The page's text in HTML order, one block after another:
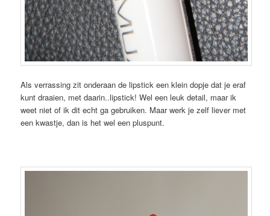
Als verrassing zit onderaan de lipstick een klein dopje dat je eraf
kunt draaien, met daarin..lipstick! Wel een leuk detail, maar ik
weet niet of ik dit echt ga gebruiken. Maar werk je zelf liever met
een kwastje, dan is het wel een pluspunt.